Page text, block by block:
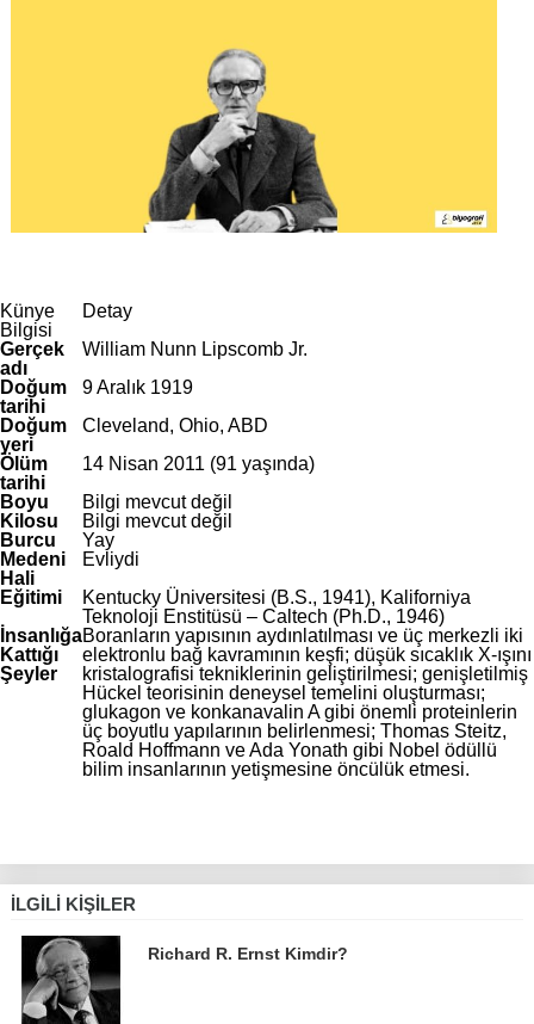
Künye
Bilgisi
Detay
Gerçek
adı
William Nunn Lipscomb Jr.
Doğum
tarihi
9 Aralık 1919
Doğum
yeri
Cleveland, Ohio, ABD
Ölüm
tarihi
14 Nisan 2011 (91 yaşında)
Boyu
Bilgi mevcut değil
Kilosu
Bilgi mevcut değil
Burcu
Yay
Medeni
Hali
Evliydi
Eğitimi
Kentucky Üniversitesi (B.S., 1941), Kaliforniya
Teknoloji Enstitüsü – Caltech (Ph.D., 1946)
İnsanlığa
Kattığı
Şeyler
Boranların yapısının aydınlatılması ve üç merkezli iki
elektronlu bağ kavramının keşfi; düşük sıcaklık X-ışını
kristalografisi tekniklerinin geliştirilmesi; genişletilmiş
Hückel teorisinin deneysel temelini oluşturması;
glukagon ve konkanavalin A gibi önemli proteinlerin
üç boyutlu yapılarının belirlenmesi; Thomas Steitz,
Roald Hoffmann ve Ada Yonath gibi Nobel ödüllü
bilim insanlarının yetişmesine öncülük etmesi.
İLGILI KIŞILER
Richard R. Ernst Kimdir?